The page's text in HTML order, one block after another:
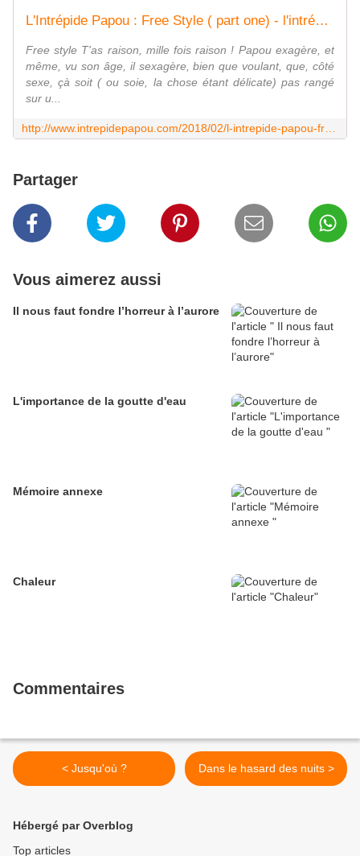
L'Intrépide Papou : Free Style ( part one) - l'intrépide Papou
Free style T'as raison, mille fois raison ! Papou exagère, et
même, vu son âge, il sexagère, bien que voulant, que, côté
sexe, çà soit ( ou soie, la chose étant délicate) pas rangé
sur u...
Partager
Vous aimerez aussi
Il nous faut fondre l’horreur à l’aurore
L'importance de la goutte d'eau
Mémoire annexe
Chaleur
Commentaires
< Jusqu'où ? Dans le hasard des nuits >
Hébergé par Overblog
Top articles